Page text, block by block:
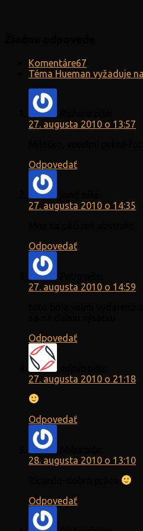
Komentáre67
Téma Hueman vyžaduje
27. augusta 2010 o 13:57
Odpovedať
27. augusta 2010 o 14:35
Odpovedať
27. augusta 2010 o 14:59
Odpovedať
27. augusta 2010 o 21:18
Odpovedať
28. augusta 2010 o 13:10
Odpovedať